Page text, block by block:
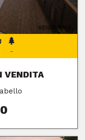
-
VENDITA